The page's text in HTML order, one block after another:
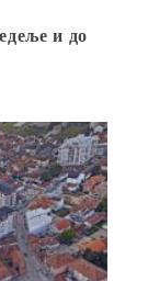
и до